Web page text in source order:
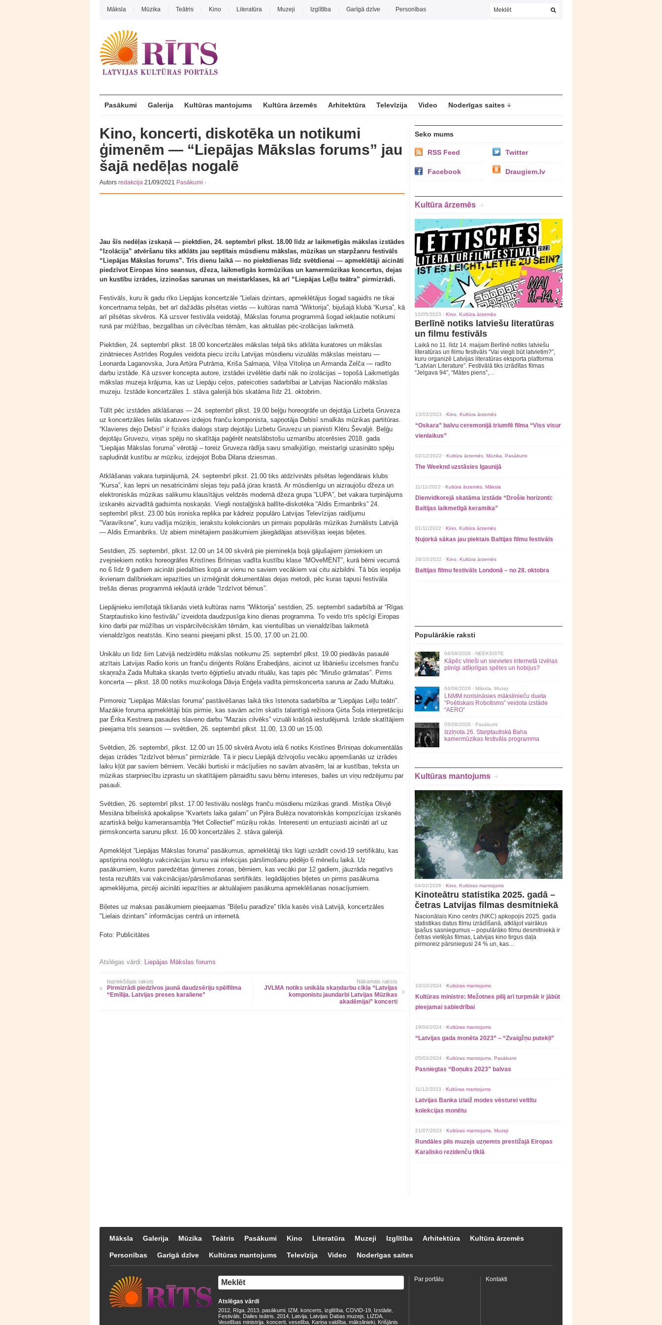
Māksla Mūzika Teātris Kino Literatūra Muzeji Izglītība Garīgā dzīve Personības
Pasākumi Galerija Kultūras mantojums Kultūra ārzemēs Arhitektūra Televīzija Video Noderīgas saites
Kino, koncerti, diskotēka un notikumi
ģimenēm — “Liepājas Mākslas forums” jau
šajā nedēļas nogalē
Autors redakcija 21/09/2021 Pasākumi ·
Jau šīs nedēļas izskaņā — piektdien, 24. septembrī plkst. 18.00 līdz ar laikmetīgās mākslas izstādes
“Izolācija” atvēršanu tiks atklāts jau septītais mūsdienu mākslas, mūzikas un starpžanru festivāls
“Liepājas Mākslas forums”. Trīs dienu laikā — no piektdienas līdz svētdienai — apmeklētāji aicināti
piedzīvot Eiropas kino seansus, džeza, laikmetīgās kormūzikas un kamermūzikas koncertus, dejas
un kustību izrādes, izzinošas sarunas un meistarklases, kā arī “Liepājas Leļļu teātra” pirmizrādi.
Festivāls, kuru ik gadu rīko Liepājas koncertzāle “Lielais dzintars, apmeklētājus šogad sagaidīs ne tikai
koncertnama telpās, bet arī dažādās pilsētas vietās — kultūras namā “Wiktorija”, bijušajā klubā “Kursa”, kā
arī pilsētas skvēros. Kā uzsver festivāla veidotāji, Mākslas foruma programmā šogad iekļautie notikumi
runā par mūžības, bezgalības un cilvēcības tēmām, kas aktuālas pēc-izolācijas laikmetā.
Piektdien, 24. septembrī plkst. 18.00 koncertzāles mākslas telpā tiks atklāta kuratores un mākslas
zinātnieces Astrīdes Rogules veidota piecu izcilu Latvijas mūsdienu vizuālās mākslas meistaru —
Leonarda Laganovska, Jura Artūra Putrāma, Kriša Salmaņa, Vilņa Vītoliņa un Armanda Zelča — radīto
darbu izstāde. Kā uzsver koncepta autore, izstādei izvēlētie darbi nāk no izolācijas – topošā Laikmetīgās
mākslas muzeja krājuma, kas uz Liepāju ceļos, pateicoties sadarbībai ar Latvijas Nacionālo mākslas
muzeju. Izstāde koncertzāles 1. stāva galerijā būs skatāma līdz 21. oktobrim.
Tūlīt pēc izstādes atklāšanas — 24. septembrī plkst. 19.00 beļģu horeogrāfe un dejotāja Lizbeta Gruveza
uz koncertzāles lielās skatuves izdejos franču komponista, sapņotāja Debisī smalkās mūzikas partitūras.
“Klavieres dejo Debisī” ir fizisks dialogs starp dejotāju Lizbetu Gruvezu un pianisti Klēru Ševaljē. Beļģu
dejotāju Gruvezu, viņas spēju no skatītāja paģērēt neatslābstošu uzmanību atcerēsies 2018. gada
“Liepājas Mākslas foruma” vērotāji – toreiz Gruveza rādīja savu smalkjūtīgo, meistarīgi uzasināto spēju
sapludināt kustību ar mūziku, izdejojot Boba Dilana dziesmas.
Atklāšanas vakara turpinājumā, 24. septembrī plkst. 21.00 tiks atdzīvināts pilsētas leģendārais klubs
“Kursa”, kas lepni un nesatricināmi slejas teju pašā jūras krastā. Ar mūsdienīgu un aizraujošu džeza un
elektroniskās mūzikas salikumu klausītājus veldzēs modernā džeza grupa “LUPA”, bet vakara turpinājums
izskanēs aizvadītā gadsimta noskaņās. Viegli nostaļģiskā ballīte-diskotēka “Aldis Ermanbriks” 24.
septembrī plkst. 23.00 būs ironiska replika par kādreiz populāro Latvijas Televīzijas raidījumu
"Varavīksne", kuru vadīja mūziķis, ierakstu kolekcionārs un pirmais populārās mūzikas žurnālists Latvijā
— Aldis Ermanbriks. Uz abiem minētajiem pasākumiem jāiegādājas atsevišķas ieejas biļetes.
Sestdien, 25. septembrī, plkst. 12.00 un 14.00 skvērā pie pieminekļa bojā gājušajiem jūrniekiem un
zvejniekiem notiks horeogrāfes Kristīnes Brīniņas vadīta kustību klase “MOveMENT”, kurā bērni vecumā
no 6 līdz 9 gadiem aicināti piedalīties kopā ar vienu no saviem vecākiem vai citu aizbildni. Tā būs iespēja
ikvienam dalībniekam iepazīties un izmēģināt dokumentālas dejas metodi, pēc kuras tapusi festivāla
trešās dienas programmā iekļautā izrāde “Izdzīvot bērnus”.
Liepājnieku iemīļotajā tikšanās vietā kultūras nams “Wiktorija” sestdien, 25. septembrī sadarbībā ar “Rīgas
Starptautisko kino festivālu” izveidota daudzpusīga kino dienas programma. To veido trīs spēcīgi Eiropas
kino darbi par mūžības un vispārcilvēciskām tēmām, kas vientulības un vienaldzības laikmetā
vienaldzīgos neatstās. Kino seansi pieejami plkst. 15.00, 17.00 un 21.00.
Unikālu un līdz šim Latvijā nedzirdētu mākslas notikumu 25. septembrī plkst. 19.00 piedāvās pasaulē
atzītais Latvijas Radio koris un franču diriģents Rolāns Erabedjāns, aicinot uz libāniešu izcelsmes franču
skaņraža Zada Multaka skaņās tverto ēģiptiešu atvadu rituālu, kas tapis pēc “Mirušo grāmatas”. Pirms
koncerta — plkst. 18.00 notiks muzikologa Dāvja Enģeļa vadīta pirmskoncerta saruna ar Zadu Multaku.
Pirmoreiz “Liepājas Mākslas foruma” pastāvēšanas laikā tiks īstenota sadarbība ar “Liepājas Leļļu teātri”.
Mazākie foruma apmeklētāji būs pirmie, kas savām acīm skatīs talantīgā režisora Ģirta Šoļa interpretāciju
par Ērika Kestnera pasaules slaveno darbu “Mazais cilvēks” vizuāli krāšņā iestudējumā. Izrāde skatītājiem
pieejama trīs seansos — svētdien, 26. septembrī plkst. 11.00, 13.00 un 15.00.
Svētdien, 26. septembrī, plkst. 12.00 un 15.00 skvērā Avotu ielā 6 notiks Kristīnes Brīniņas dokumentālās
dejas izrādes “Izdzīvot bērnus” pirmizrāde. Tā ir piecu Liepājā dzīvojošu vecāku apņemšanās uz izrādes
laiku kļūt par saviem bērniem. Vecāki burtiski ir mācījušies no savām atvasēm, lai ar kustības, teksta un
mūzikas starpniecību izprastu un skatītājiem pārraidītu savu bērnu intereses, bailes un viņu redzējumu par
pasauli.
Svētdien, 26. septembrī plkst. 17.00 festivālu noslēgs franču mūsdienu mūzikas grandi. Mistiķa Olivjē
Mesiāna bībeliskā apokalipse “Kvartets laika galam” un Pjēra Bulēza novatoriskās kompozīcijas izskanēs
azartiskā belģu kameransambļa “Het Collectief” mūziķu rokās. Interesenti un entuziasti aicināti arī uz
pirmskoncerta sarunu plkst. 16.00 koncertzāles 2. stāva galerijā.
Apmeklējot “Liepājas Mākslas foruma” pasākumus, apmeklētāji tiks lūgti uzrādīt covid-19 sertifikātu, kas
apstiprina noslēgtu vakcinācijas kursu vai infekcijas pārslimošanu pēdējo 6 mēnešu laikā. Uz
pasākumiem, kuros paredzētas ģimenes zonas, bērniem, kas vecāki par 12 gadiem, jāuzrāda negatīvs
testa rezultāts vai vakcinācijas/pārslimošanas sertifikāts. Iegādājoties biļetes un pirms pasākuma
apmeklējuma, pircēji aicināti iepazīties ar aktuālajiem pasākuma apmeklēšanas nosacījumiem.
Biļetes uz maksas pasākumiem pieejaamas “Biļešu paradīze” tīkla kasēs visā Latvijā, koncertzāles
"Lielais dzintars" informācijas centrā un internetā.
Foto: Publicitātes
Atslēgas vārdi: Liepājas Mākslas forums
Iepriekšējais raksts
Pirmizrādi piedzīvos jaunā daudzsēriju spēlfilma
“Emīlija. Latvijas preses karaliene”
Nākamais raksts
JVLMA notiks unikāla skaņdarbu cikla “Latvijas
komponistu jaundarbi Latvijas Mūzikas
akadēmijai” koncerti
Seko mums
RSS Feed Twitter
Facebook Draugiem.lv
Kultūra ārzemēs
10/05/2023 · Kino Kultūra ārzemēs
Berlīnē notiks latviešu literatūras
un filmu festivāls
Laikā no 11. līdz 14. maijam Berlīnē notiks latviešu
literatūras un filmu festivāls “Vai viegli būt latvietim?”,
kuru organizē Latvijas literatūras eksporta platforma
“Latvian Literature”. Festivālā tiks izrādītas filmas
“Jelgava 94”, “Mātes piens”,…
13/03/2023 · Kino Kultūra ārzemēs
“Oskara” balvu ceremonijā triumfē filma “Viss visur
vienlaikus”
02/12/2022 · Kultūra ārzemēs Mūzika Pasākumi
The Weeknd uzstāsies Igaunijā
11/11/2022 · Kultūra ārzemēs Māksla
Dienvidkorejā skatāma izstāde “Drošie horizonti:
Baltijas laikmetīgā keramika”
01/11/2022 · Kino Kultūra ārzemēs
Ņujorkā sākas jau piektais Baltijas filmu festivāls
28/10/2022 · Kino Kultūra ārzemēs
Baltijas filmu festivāls Londonā – no 28. oktobra
Populārākie raksti
04/08/2026 · NEEKSISTE
Kāpēc vīrieši un sievietes internetā izvēlas
pilnīgi atšķirīgas spēles un hobijus?
04/08/2026 · Māksla Muzeji
LNMM norisināsies mākslinieču dueta
“Poētiskais Robotisms” veidota izstāde
“AERO”
05/08/2026 · Pasākumi
Izziņota 26. Starptautiskā Baha
kamermūzikas festivāla programma
Kultūras mantojums
04/02/2026 · Kino Kultūras mantojums
Kinoteātru statistika 2025. gadā –
četras Latvijas filmas desmitniekā
Nacionālais Kino centrs (NKC) apkopojis 2025. gada
statistikas datus filmu izrādīšanā, atklājot vairākus
īpašus sasniegumus – populārāko filmu desmitniekā ir
četras vietējās filmas, Latvijas kino tirgus daļa
pirmoreiz pārsniegusi 24 % un, kas…
10/10/2024 · Kultūras mantojums
Kultūras ministre: Mežotnes pilij arī turpmāk ir jābūt
pieejamai sabiedrībai
19/04/2024 · Kultūras mantojums
“Latvijas gada monēta 2023” – “Zvaigžņu putekļi”
05/03/2024 · Kultūras mantojums Pasākumi
Pasniegtas “Boņuks 2023” balvas
11/12/2023 · Kultūras mantojums
Latvijas Banka izlaiž modes vēsturei veltītu
kolekcijas monētu
21/07/2023 · Kultūras mantojums Muzeji
Rundāles pils muzejs uzņemts prestižajā Eiropas
Karalisko rezidenču tīklā
Māksla Galerija Mūzika Teātris Pasākumi Kino Literatūra Muzeji Izglītība Arhitektūra Kultūra ārzemēs
Personības Garīgā dzīve Kultūras mantojums Televīzija Video Noderīgas saites
Atslēgas vārdi
2012 Rīga 2013 pasākumi IZM koncerts izglītība COVID-19 Izstāde
Festivāls Dailes teātris 2014 Latvija Latvijas Dabas muzejs LIZDA
Veselības ministrija koncerti veselība Kariņa valdība mākslinieki Krišjānis
Par portālu Kontakti